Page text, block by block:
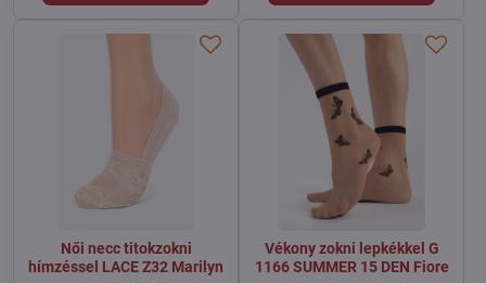
Női necc titokzokni
hímzéssel LACE Z32 Marilyn
Vékony zokni lepkékkel G
1166 SUMMER 15 DEN Fiore